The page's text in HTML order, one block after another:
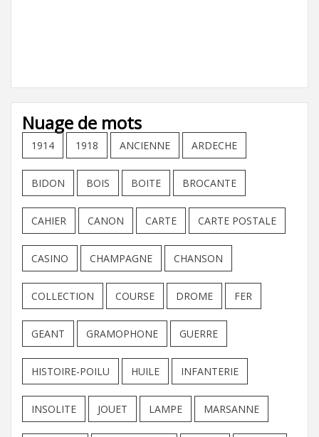
Nuage de mots
1914 1918 ANCIENNE ARDECHE
BIDON BOIS BOITE BROCANTE
CAHIER CANON CARTE CARTE POSTALE
CASINO CHAMPAGNE CHANSON
COLLECTION COURSE DROME FER
GEANT GRAMOPHONE GUERRE
HISTOIRE-POILU HUILE INFANTERIE
INSOLITE JOUET LAMPE MARSANNE